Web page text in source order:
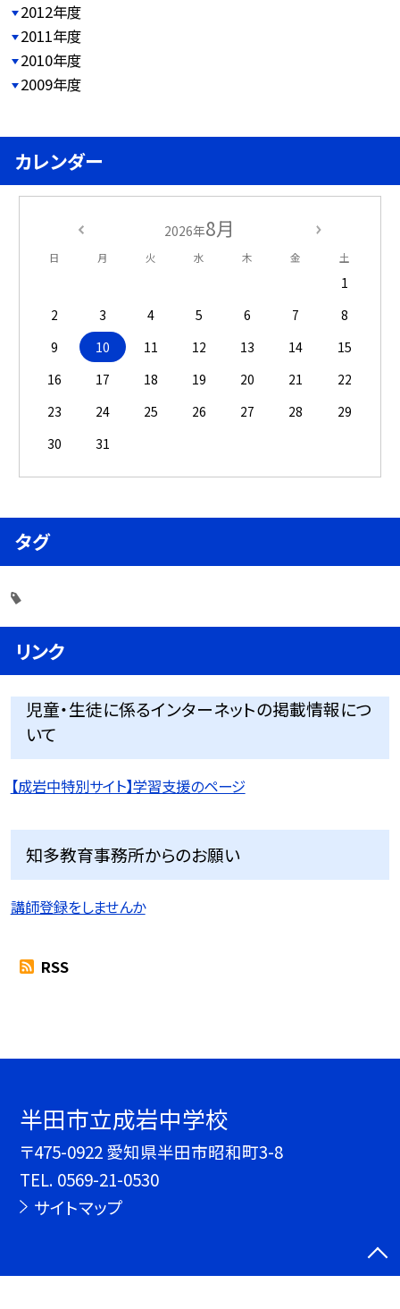
2012年度
2011年度
2010年度
2009年度
カレンダー
2026年8月
日 月 火 水 木 金 土
1
2
3 4 5 6 7
8
9
10 11 12 13 14
15
16
17 18 19 20 21
22
23
24 25 26 27 28
29
30
31
タグ
リンク
児童・生徒に係るインターネットの掲載情報につ
いて
【成岩中特別サイト】学習支援のページ
知多教育事務所からのお願い
講師登録をしませんか
RSS
半田市立成岩中学校
〒475-0922 愛知県半田市昭和町3-8
TEL. 0569-21-0530
サイトマップ